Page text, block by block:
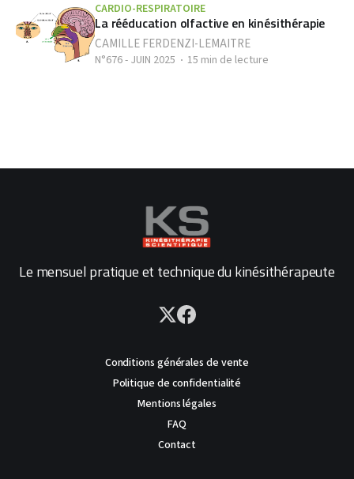
CARDIO-RESPIRATOIRE
La rééducation olfactive en kinésithérapie
CAMILLE FERDENZI-LEMAITRE
N°676 - JUIN 2025 15 min de lecture
Le mensuel pratique et technique du kinésithérapeute
Conditions générales de vente
Politique de confidentialité
Mentions légales
FAQ
Contact